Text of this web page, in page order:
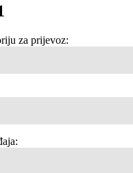
za prijevoz: